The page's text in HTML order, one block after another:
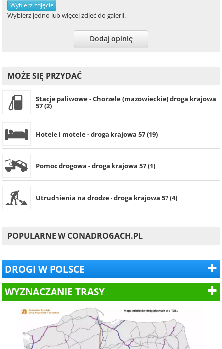
Wybierz zdjęcie
Wybierz jedno lub więcej zdjęć do galerii.
Dodaj opinię
MOŻE SIĘ PRZYDAĆ
Stacje paliwowe - Chorzele (mazowieckie) droga krajowa
57 (2)
Hotele i motele - droga krajowa 57 (19)
Pomoc drogowa - droga krajowa 57 (1)
Utrudnienia na drodze - droga krajowa 57 (4)
POPULARNE W CONADROGACH.PL
DROGI W POLSCE
WYZNACZANIE TRASY